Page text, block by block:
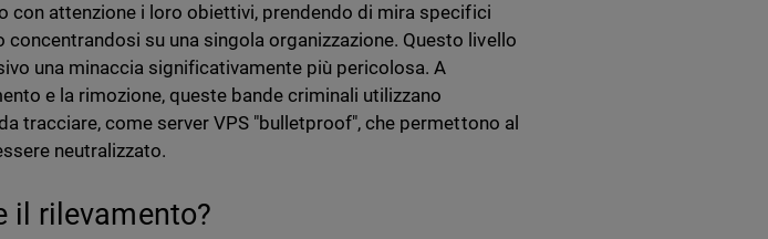
con attenzione i loro obiettivi, prendendo di mira specifici
su una singola organizzazione. Questo livello
una minaccia significativamente più pericolosa. A
e la rimozione, queste bande criminali utilizzano
tracciare, come server VPS "bulletproof", che permettono al
neutralizzato.
il rilevamento?